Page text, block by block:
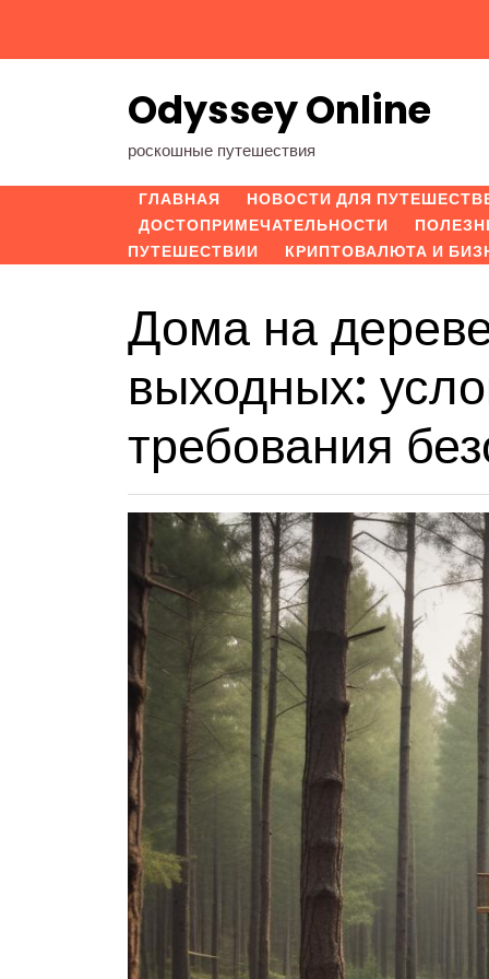
содержимому
Odyssey Online
роскошные путешествия
ГЛАВНАЯ
НОВОСТИ ДЛЯ
ДОСТОПРИМЕЧАТЕЛЬНОСТИ
ПУТЕШЕСТВИИ
КРИПТОВАЛЮТА И
Дома на
выходных:
требования